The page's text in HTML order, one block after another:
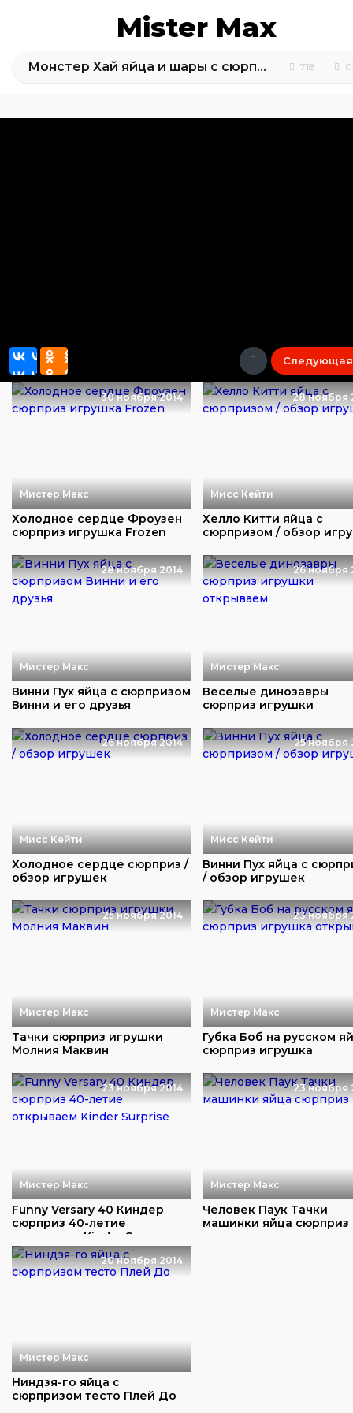
Mister Max
Монстер Хай яйца и шары c сюрпризом / обзор игрушек 718
Следующая
30 ноября 2014
Мистер Макс
Холодное сердце Фроузен
сюрприз игрушка Frozen
28 ноября
Мисс Кейти
Хелло Китти яйца с
сюрпризом / обзор
28 ноября 2014
Мистер Макс
Винни Пух яйца с сюрпризом
Винни и его друзья
26 ноября
Мистер Макс
Веселые динозавры
сюрприз игрушки
26 ноября 2014
Мисс Кейти
Холодное сердце сюрприз /
обзор игрушек
25 ноября
Мисс Кейти
Винни Пух яйца с
/ обзор игрушек
25 ноября 2014
Мистер Макс
Тачки сюрприз игрушки
Молния Маквин
23 ноября
Мистер Макс
Губка Боб на русском
сюрприз игрушка
23 ноября 2014
Мистер Макс
Funny Versary 40 Киндер
сюрприз 40-летие
открываем Kinder Su...
23 ноября
Мистер Макс
Человек Паук Тачки
машинки яйца сюрприз
20 ноября 2014
Мистер Макс
Ниндзя-го яйца с
сюрпризом тесто Плей До